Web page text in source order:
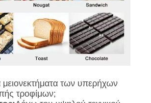
μειονεκτήματα των υπερήχων
τροφίμων;